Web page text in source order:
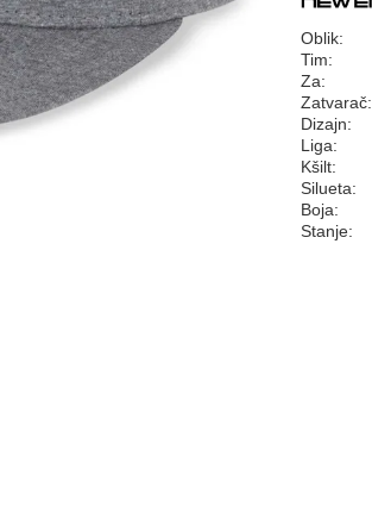
Oblik:
Tim:
Za:
Zatvarač:
Dizajn:
Liga:
Kšilt:
Silueta:
Boja:
Stanje: